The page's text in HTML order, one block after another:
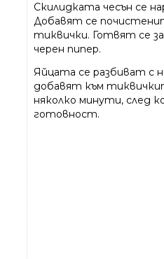
Скилидката чесън се
Добавят се
тиквички. Готвят се
черен пипер.
Яйцата се разбиват с
добавят към
няколко минути, след
готовност.